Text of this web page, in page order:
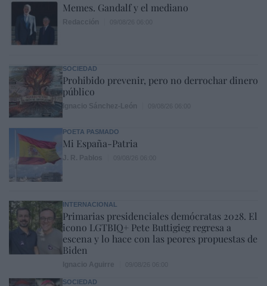
Memes. Gandalf y el mediano
SOCIEDAD
Prohibido prevenir, pero no derrochar dinero
público
POETA PASMADO
Mi España-Patria
INTERNACIONAL
Primarias presidenciales demócratas 2028. El
icono LGTBIQ+ Pete Buttigieg regresa a
escena y lo hace con las peores propuestas de
Biden
SOCIEDAD